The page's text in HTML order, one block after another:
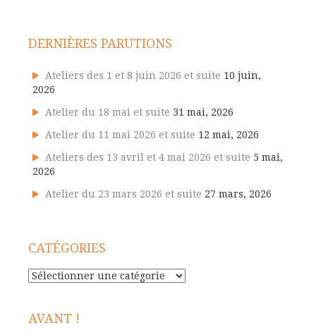
DERNIÈRES PARUTIONS
Ateliers des 1 et 8 juin 2026 et suite 10 juin,
2026
Atelier du 18 mai et suite 31 mai, 2026
Atelier du 11 mai 2026 et suite 12 mai, 2026
Ateliers des 13 avril et 4 mai 2026 et suite 5 mai,
2026
Atelier du 23 mars 2026 et suite 27 mars, 2026
CATÉGORIES
Catégories
AVANT !